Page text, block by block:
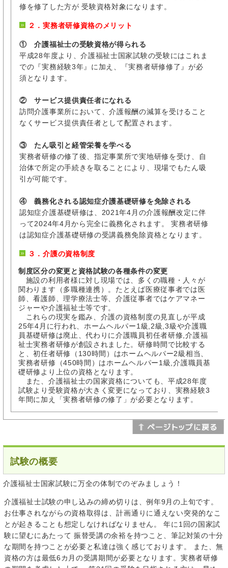
修を修了した方が 受験資格対象になります。
２．実務者研修資格のメリット
① 介護福祉士の受験資格が得られる
平成28年度より、介護福祉士国家試験の受験にはこれま
での『実務経験3年』に加え、『実務者研修修了』が必
須となります。
② サービス提供責任者になれる
訪問介護事業所において、介護報酬の減算を受けること
なくサービス提供責任者として配置されます。
③ たん吸引と経管栄養を学べる
実務者研修の修了後、指定事業所で実地研修を受け、自
治体で所定の手続きを取ることにより、現場でもたん吸
引が可能です。
④ 義務化される認知症介護基礎研修を免除される
認知症介護基礎研修は、2021年4月の介護報酬改定に伴
って2024年4月から完全に義務化されます。 実務者研修
は認知症介護基礎研修の受講義務免除資格となります。
３．介護の資格制度
制度区分の変更と資格試験の各種条件の変更
施設の利用者様に対し現場では、多くの職種・人々が
関わります（多職種連携）。たとえば医療従事者では医
師、看護師、理学療法士等、介護従事者ではケアマネー
ジャーや介護福祉士等です。
これらの現実を鑑み、介護の資格制度の見直しが平成
25年4月に行われ、ホームヘルパー1級,2級,3級や介護職
員基礎研修は廃止、代わりに介護職員初任者研修,介護福
祉士実務者研修が創設されました。研修時間で比較する
と、初任者研修（130時間）はホームヘルパー2級相当、
実務者研修（450時間）はホームヘルパー1級,介護職員基
礎研修より上位の資格となります。
また、介護福祉士の国家資格についても、平成28年度
試験より受験資格が大きく変更になっており、実務経験3
年間に加え「実務者研修の修了」が必要となります。
試験の概要
介護福祉士国家試験に万全の体制でのぞみましょう！
介護福祉士試験の申し込みの締め切りは、例年9月の上旬です。
お仕事されながらの資格取得は、計画通りに通えない突発的なこ
とが起きることも想定しなければなりません。 年に1回の国家試
験に望むにあたって 振替受講の余裕を持つこと、筆記対策の十分
な期間を持つことが必要と私達は強く感じております。 また、無
資格の方は最低6カ月の受講期間が必要となります。実務者研修